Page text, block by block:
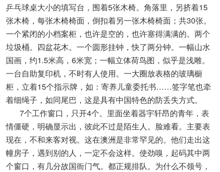
乒乓球桌大小的填写台，围着5张木椅。角落里，另挤着15
张木椅，每张木椅椅面，倒扣着另一张木椅椅面；共30张。
一个紧闭的小档案柜，也许是空的，也许塞得满满的。两个
垃圾桶。四盆花木。一个圆形挂钟，快了两分钟。一幅山水
国画，约1.5米高，6米宽；一幅立体荷鸟图，似乎是浅雕。
一台自助复印机，不时有人使用。一大圈放表格的玻璃橱
柜，立着15个指示牌，如：寄养儿童委托书……签字笔也牵
着细绳子，如同尾巴，这是具有中国特色的防丢失方式。
7个工作窗口，只开4个。里面坐着器宇轩昂的青年，表
情僵硬，明确显示出，彼此不过是陌生人。脸难看。主要表
现在，不和来客对视。这在澳洲是非常罕见的。他们走出这
幢房子，遇到别的人，一定不会这样。使劲嗅，起码其中两
个窗口，有几分故国衙门气。都正规排队。为什么不领号，